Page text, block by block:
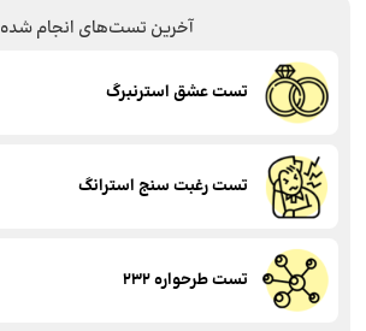
آخرین تست‌های انجام شده
تست عشق استرنبرگ
تست رغبت سنج استرانگ
تست طرحواره 232